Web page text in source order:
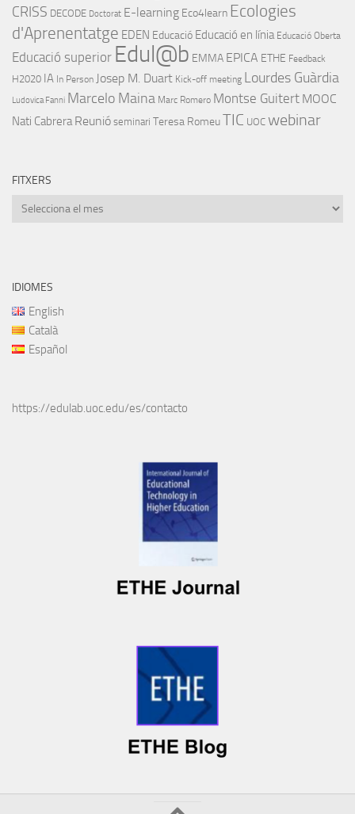
CRISS DECODE Doctorat E-learning Eco4learn Ecologies
d'Aprenentatge EDEN Educació Educació en línia Educació Oberta
Educació superior Edul@b EMMA EPICA ETHE Feedback
H2020 IA In Person Josep M. Duart Kick-off meeting Lourdes Guàrdia
Ludovica Fanni Marcelo Maina Marc Romero Montse Guitert MOOC
Nati Cabrera Reunió seminari Teresa RomeuTIC UOC webinar
FITXERS
Fitxers
IDIOMES
English
Català
Español
https://edulab.uoc.edu/es/contacto